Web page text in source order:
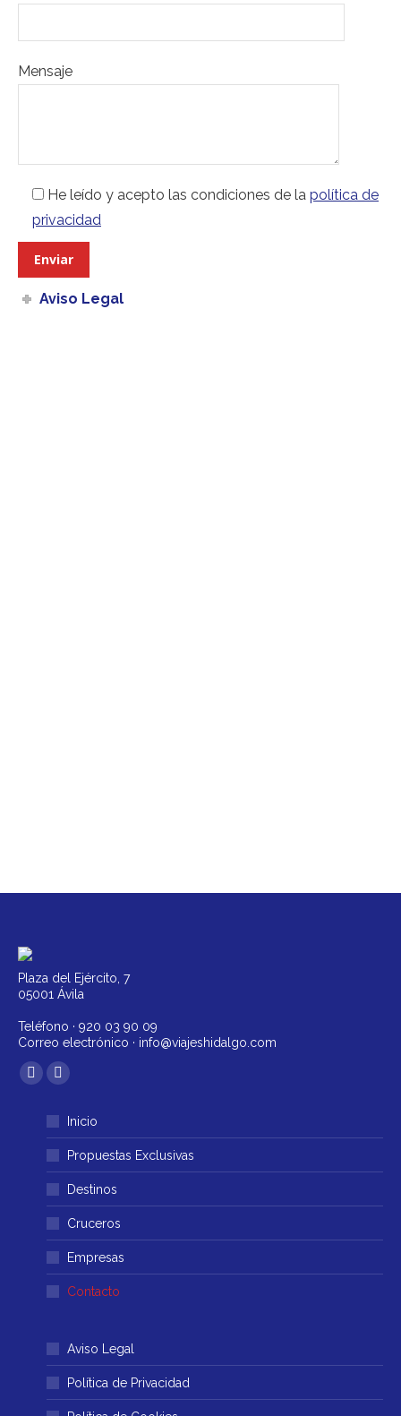
Mensaje
He leído y acepto las condiciones de la política de
privacidad
Aviso Legal
Plaza del Ejército, 7
05001 Ávila
Teléfono · 920 03 90 09
Correo electrónico · info@viajeshidalgo.com
Encuéntranos en:
Facebook
abre
una
ventana
Instagram
se
abre
en
una
ventana
Inicio
Propuestas Exclusivas
Destinos
Cruceros
Empresas
Contacto
Aviso Legal
Política de Privacidad